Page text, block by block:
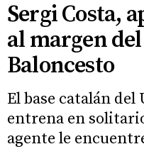
Sergi Costa,
al margen
Baloncesto
El base catalán del
entrena en
agente le